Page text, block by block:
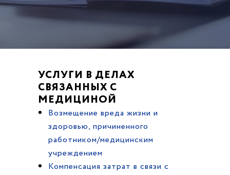
УСЛУГИ В ДЕЛАХ
СВЯЗАННЫХ С
МЕДИЦИНОЙ
Возмещение вреда жизни и
здоровью, причиненного
работником/медицинским
учреждением
Компенсация затрат в связи с